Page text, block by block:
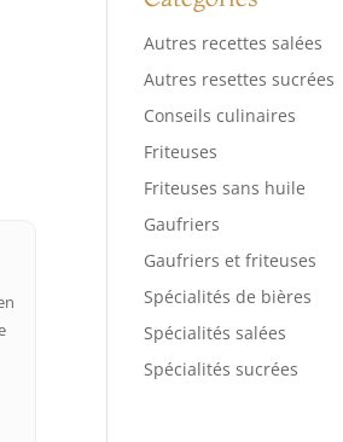
Autres recettes salées
Autres resettes sucrées
Conseils culinaires
Friteuses
Friteuses sans huile
Gaufriers
Gaufriers et friteuses
Spécialités de bières
Spécialités salées
Spécialités sucrées